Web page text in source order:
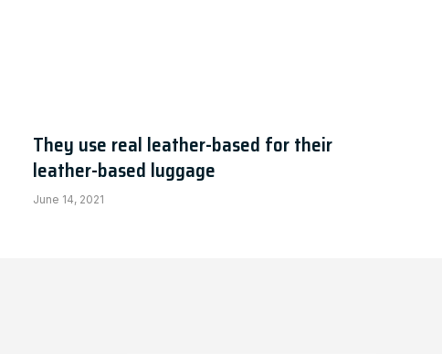
They use real leather-based for their
leather-based luggage
June 14, 2021